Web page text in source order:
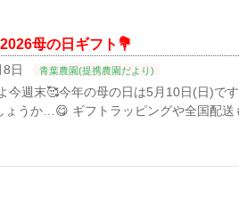
2026母の日ギフト💐
日 青葉農園(提携農園だより)
週末🥰今年の母の日は5月10日(日)で
ょうか…😋⁡⁡⁡ ギフトラッピングや全国配送